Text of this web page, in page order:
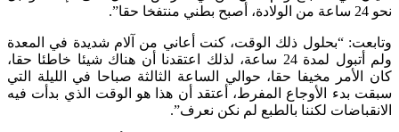
نحو 24 ساعة من الولادة، أصبح بطني منتفخا حقا”.
وتابعت: “بحلول ذلك الوقت، كنت أعاني من آلام شديدة في المعدة
ولم أتبول لمدة 24 ساعة، لذلك اعتقدنا أن هناك شيئا خاطئا حقا،
كان الأمر مخيفا حقا، حوالي الساعة الثالثة صباحا في الليلة التي
سبقت بدء الأوجاع المفرط، أعتقد أن هذا هو الوقت الذي بدأت فيه
الانقباضات لكننا بالطبع لم نكن نعرف”.